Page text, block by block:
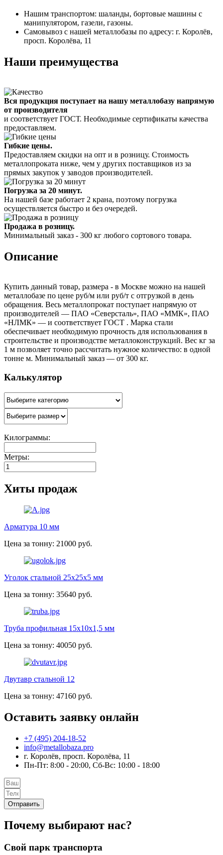
Нашим транспортом: шаланды, бортовые машины с
манипулятором, газели, газоны.
Самовывоз с нашей металлобазы по адресу: г. Королёв,
просп. Королёва, 11
Наши преимущества
Вся продукция поступает на нашу металлобазу напрямую
от производителя
и соответствует ГОСТ. Необходимые сертификаты качества
предоставляем.
Гибкие цены.
Предоставляем скидки на опт и в розницу. Стоимость
металлопроката ниже, чем у других поставщиков из за
прямых закупок у заводов производителей.
Погрузка за 20 минут.
На нашей базе работает 2 крана, поэтому погрузка
осуществляется быстро и без очередей.
Продажа в розницу.
Минимальный заказ - 300 кг любого сортового товара.
Описание
Купить данный товар, размера - в Москве можно на нашей
металлобазе по цене руб/м или руб/т с отгрузкой в день
обращения. Весь металлопрокат поступает напрямую от
производителей — ПАО «Северсталь», ПАО «ММК», ПАО
«НЛМК» — и соответствует ГОСТ . Марка стали
обеспечивает необходимую прочность для использования в
строительстве и производстве металлоконструкций. Вес кг за
1 м позволяет точно рассчитать нужное количество: в одной
тонне м. Минимальный заказ — от 300 кг.
Калькулятор
Килограммы:
Метры:
Хиты продаж
Арматура 10 мм
Цена за тонну: 21000 руб.
Уголок стальной 25х25х5 мм
Цена за тонну: 35640 руб.
Труба профильная 15х10х1,5 мм
Цена за тонну: 40050 руб.
Двутавр стальной 12
Цена за тонну: 47160 руб.
Оставить заявку онлайн
+7 (495) 204-18-52
info@metallobaza.pro
г. Королёв, просп. Королёва, 11
Пн-Пт: 8:00 - 20:00, Сб-Вс: 10:00 - 18:00
Отправить
Почему выбирают нас?
Свой парк транспорта